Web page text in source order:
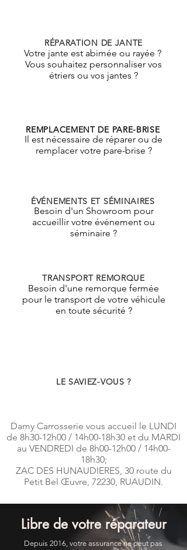
RÉPARATION DE JANTE
Votre jante est abimée ou rayée ?
Vous souhaitez personnaliser vos
étriers ou vos jantes ?
REMPLACEMENT DE PARE-BRISE
Il est nécessaire de réparer ou de
remplacer votre pare-brise ?
ÉVÉNEMENTS ET SÉMINAIRES
Besoin d'un Showroom pour
accueillir votre événement ou
séminaire ?
TRANSPORT REMORQUE
Besoin d'une remorque fermée
pour le transport de votre véhicule
en toute sécurité ?
LE SAVIEZ-VOUS ?
Damy Carrosserie vous accueil le LUNDI
de 8h30-12h00 / 14h00-18h30 et du MARDI
au VENDREDI de 8h00-12h00 / 14h00-
18h30;
ZAC DES HUNAUDIERES, 30 route du
Petit Bel Œuvre, 72230, RUAUDIN.
Libre de votre réparateur
Depuis 2016, votre assurance ne peut pas